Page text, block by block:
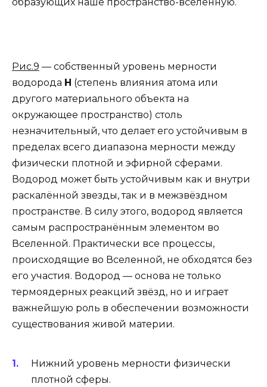
Рис.9 — собственный уровень мерности
водорода Н (степень влияния атома или
другого материального объекта на
окружающее пространство) столь
незначительный, что делает его устойчивым в
пределах всего диапазона мерности между
физически плотной и эфирной сферами.
Водород может быть устойчивым как и внутри
раскалённой звезды, так и в межзвёздном
пространстве. В силу этого, водород является
самым распространённым элементом во
Вселенной. Практически все процессы,
происходящие во Вселенной, не обходятся без
его участия. Водород — основа не только
термоядерных реакций звёзд, но и играет
важнейшую роль в обеспечении возможности
существования живой материи.
Нижний уровень мерности физически
плотной сферы.